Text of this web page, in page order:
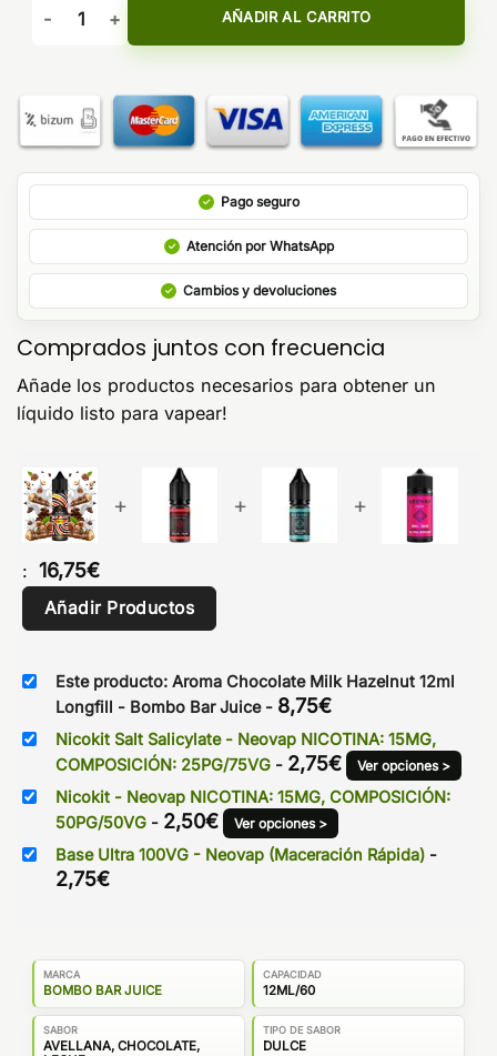
AÑADIR AL CARRITO
Pago seguro
Atención por WhatsApp
Cambios y devoluciones
Comprados juntos con frecuencia
Añade los productos necesarios para obtener un
líquido listo para vapear!
+ + +
: 16,75€
Añadir Productos
Este producto: Aroma Chocolate Milk Hazelnut 12ml
Longfill - Bombo Bar Juice - 8,75€
Nicokit Salt Salicylate - Neovap NICOTINA: 15MG,
COMPOSICIÓN: 25PG/75VG - 2,75€ Ver opciones >
Nicokit - Neovap NICOTINA: 15MG, COMPOSICIÓN:
50PG/50VG - 2,50€ Ver opciones >
Base Ultra 100VG - Neovap (Maceración Rápida) -
2,75€
MARCA
BOMBO BAR JUICE
CAPACIDAD
12ML/60
SABOR
AVELLANA, CHOCOLATE,
TIPO DE SABOR
DULCE